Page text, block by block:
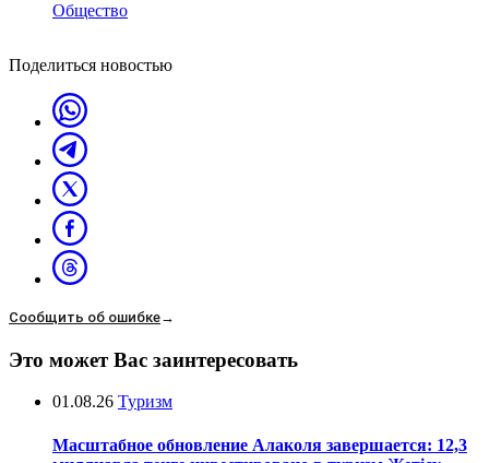
Общество
Поделиться новостью
Сообщить об ошибке→
Это может Вас заинтересовать
01.08.26 Туризм
Масштабное обновление Алаколя завершается: 12,3